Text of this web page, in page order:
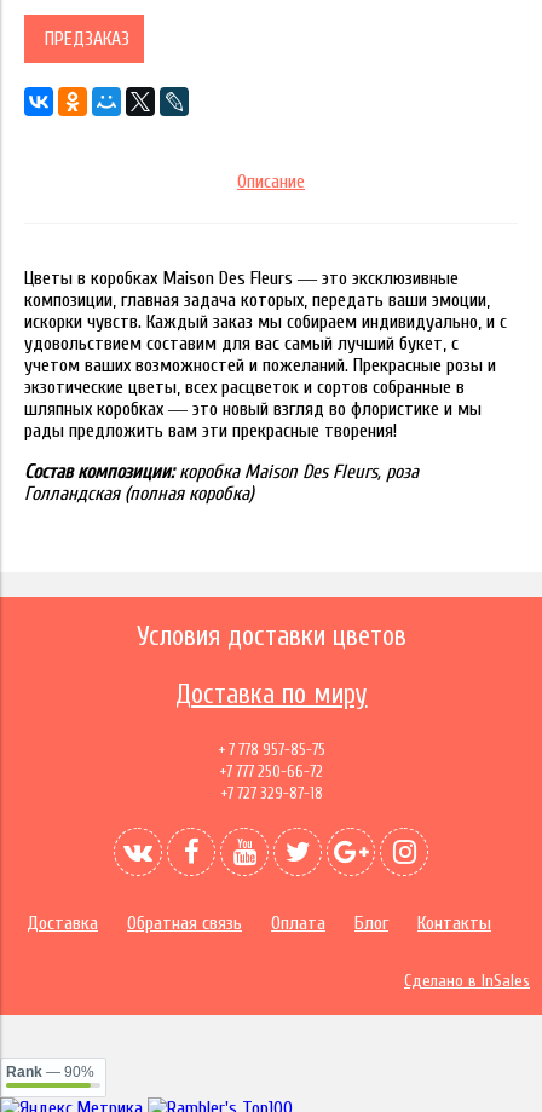
ПРЕДЗАКАЗ
Описание
Цветы в коробках Maison Des Fleurs ― это эксклюзивные
композиции, главная задача которых, передать ваши эмоции,
искорки чувств. Каждый заказ мы собираем индивидуально, и с
удовольствием составим для вас самый лучший букет, с
учетом ваших возможностей и пожеланий. Прекрасные розы и
экзотические цветы, всех расцветок и сортов собранные в
шляпных коробках ― это новый взгляд во флористике и мы
рады предложить вам эти прекрасные творения!
Состав композиции:коробка Maison Des Fleurs, роза
Голландская (полная коробка)
Условия доставки цветов
Доставка по миру
+ 7 778 957-85-75
+7 777 250-66-72
+7 727 329-87-18
Доставка Обратная связь Оплата Блог Контакты
Сделано в InSales
Rank — 90%